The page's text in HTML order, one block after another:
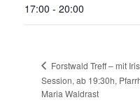
17:00 - 20:00
Forstwald Treff – mit
Session, ab 19:30h,
Maria Waldrast